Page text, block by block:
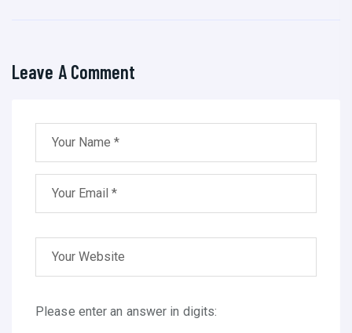
Leave A Comment
Please enter an answer in digits: